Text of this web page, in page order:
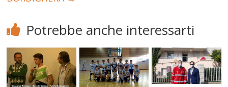
Potrebbe anche interessarti